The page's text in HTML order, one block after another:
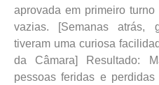
aprovada em primeiro
vazias. [Semanas atrás,
tiveram uma curiosa
da Câmara] Resultado:
pessoas feridas e